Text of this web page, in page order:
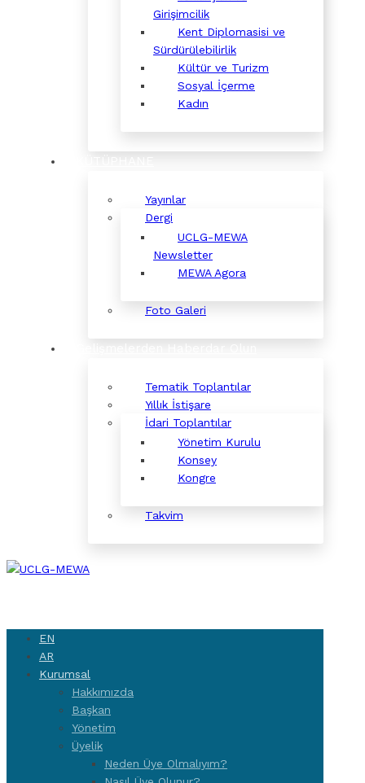
Girişimcilik
Kent Diplomasisi ve
Sürdürülebilirlik
Kültür ve Turizm
Sosyal İçerme
Kadın
Yayınlar
Dergi
UCLG-MEWA
Newsletter
MEWA Agora
Foto Galeri
Tematik Toplantılar
Yıllık İstişare
İdari Toplantılar
Yönetim Kurulu
Konsey
Kongre
Takvim
EN
AR
Kurumsal
Hakkımızda
Başkan
Yönetim
Üyelik
Neden Üye Olmalıyım?